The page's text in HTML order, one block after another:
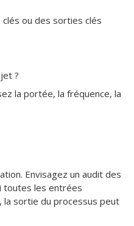
ou des sorties clés
?
la portée, la fréquence, la
Envisagez un audit des
toutes les entrées
sortie du processus peut